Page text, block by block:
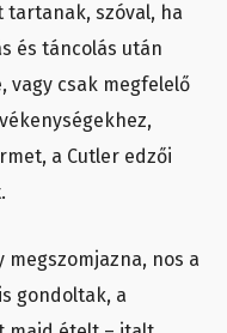
szóval, ha
és táncolás után
vagy csak megfelelő
a Cutler edzői
megszomjazna, nos a
gondoltak, a